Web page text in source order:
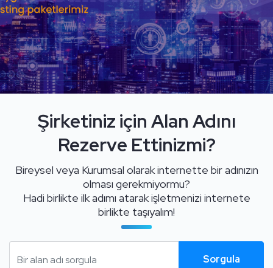
Kurumsal
Şirketiniz için Alan Adını
Rezerve Ettinizmi?
Bireysel veya Kurumsal olarak internette bir adınızın
olması gerekmiyormu?
Hadi birlikte ilk adımı atarak işletmenizi internete
birlikte taşıyalım!
Sorgula